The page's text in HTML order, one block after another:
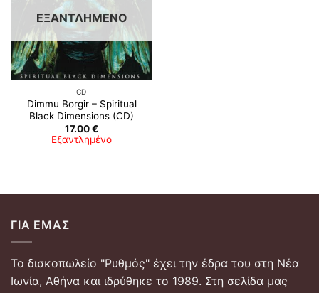
ΕΞΑΝΤΛΗΜΈΝΟ
CD
Dimmu Borgir – Spiritual
Black Dimensions (CD)
17.00€
Εξαντλημένο
ΓΙΑ ΕΜΆΣ
Το δισκοπωλείο "Ρυθμός" έχει την έδρα του στη Νέα
Ιωνία, Αθήνα και ιδρύθηκε το 1989. Στη σελίδα μας